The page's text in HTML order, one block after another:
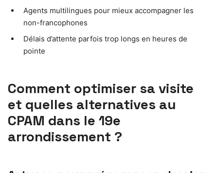
Agents multilingues pour mieux accompagner les
non-francophones
Délais d’attente parfois trop longs en heures de
pointe
Comment optimiser sa visite
et quelles alternatives au
CPAM dans le 19e
arrondissement ?